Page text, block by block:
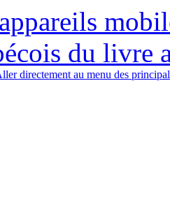
du livre
directement au menu des